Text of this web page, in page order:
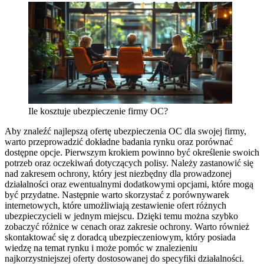
Ile kosztuje ubezpieczenie firmy OC?
Aby znaleźć najlepszą ofertę ubezpieczenia OC dla swojej firmy,
warto przeprowadzić dokładne badania rynku oraz porównać
dostępne opcje. Pierwszym krokiem powinno być określenie swoich
potrzeb oraz oczekiwań dotyczących polisy. Należy zastanowić się
nad zakresem ochrony, który jest niezbędny dla prowadzonej
działalności oraz ewentualnymi dodatkowymi opcjami, które mogą
być przydatne. Następnie warto skorzystać z porównywarek
internetowych, które umożliwiają zestawienie ofert różnych
ubezpieczycieli w jednym miejscu. Dzięki temu można szybko
zobaczyć różnice w cenach oraz zakresie ochrony. Warto również
skontaktować się z doradcą ubezpieczeniowym, który posiada
wiedzę na temat rynku i może pomóc w znalezieniu
najkorzystniejszej oferty dostosowanej do specyfiki działalności.